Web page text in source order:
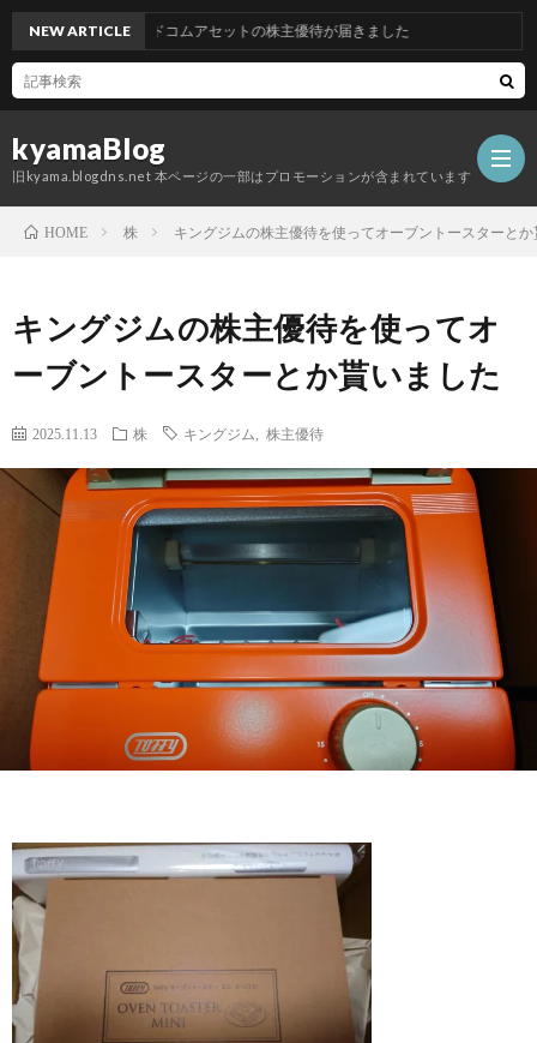
kyamaBlog
旧kyama.blogdns.net 本ページの一部はプロモーションが含まれています
NEW ARTICLEグッドコムアセットの株主優待が届きました
HOME 株 キングジムの株主優待を使ってオーブントースターと
キングジムの株主優待を使ってオ
ーブントースターとか貰いました
2025.11.13 株 キングジム 株主優待